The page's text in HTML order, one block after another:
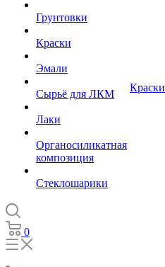
Грунтовки
Краски
Эмали
Сырьё для ЛКМ
Лаки
Органосиликатная
композиция
Стеклошарики
Краски
0